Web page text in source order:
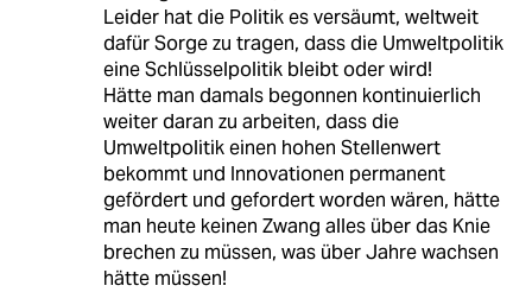
Leider hat die Politik es versäumt, weltweit
dafür Sorge zu tragen, dass die Umweltpolitik
eine Schlüsselpolitik bleibt oder wird!
Hätte man damals begonnen kontinuierlich
weiter daran zu arbeiten, dass die
Umweltpolitik einen hohen Stellenwert
bekommt und Innovationen permanent
gefördert und gefordert worden wären, hätte
man heute keinen Zwang alles über das Knie
brechen zu müssen, was über Jahre wachsen
hätte müssen!